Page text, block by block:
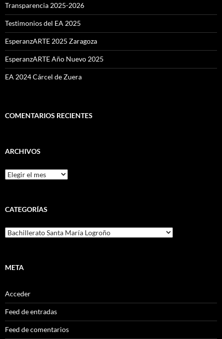
Transparencia 2025-2026
Testimonios del EA 2025
EsperanzARTE 2025 Zaragoza
EsperanzARTE Año Nuevo 2025
EA 2024 Cárcel de Zuera
COMENTARIOS RECIENTES
ARCHIVOS
Archivos
CATEGORÍAS
Categorías
META
Acceder
Feed de entradas
Feed de comentarios